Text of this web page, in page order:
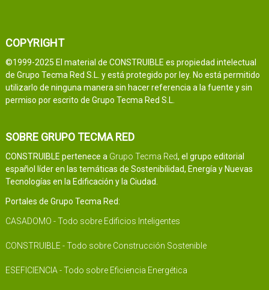
COPYRIGHT
©1999-2025 El material de CONSTRUIBLE es propiedad intelectual
de Grupo Tecma Red S.L. y está protegido por ley. No está permitido
utilizarlo de ninguna manera sin hacer referencia a la fuente y sin
permiso por escrito de Grupo Tecma Red S.L.
SOBRE GRUPO TECMA RED
CONSTRUIBLE pertenece a Grupo Tecma Red, el grupo editorial
español líder en las temáticas de Sostenibilidad, Energía y Nuevas
Tecnologías en la Edificación y la Ciudad.
Portales de Grupo Tecma Red:
CASADOMO - Todo sobre Edificios Inteligentes
CONSTRUIBLE - Todo sobre Construcción Sostenible
ESEFICIENCIA - Todo sobre Eficiencia Energética